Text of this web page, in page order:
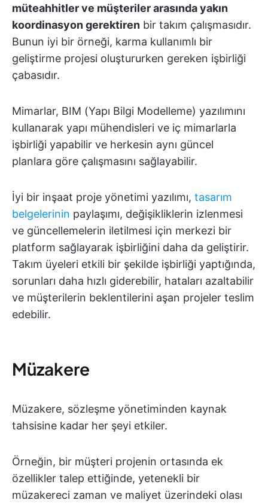
müteahhitler ve müşteriler arasında yakın
koordinasyon gerektiren bir takım çalışmasıdır.
Bunun iyi bir örneği, karma kullanımlı bir
geliştirme projesi oluştururken gereken işbirliği
çabasıdır.
Mimarlar, BIM (Yapı Bilgi Modelleme) yazılımını
kullanarak yapı mühendisleri ve iç mimarlarla
işbirliği yapabilir ve herkesin aynı güncel
planlara göre çalışmasını sağlayabilir.
İyi bir inşaat proje yönetimi yazılımı, tasarım
belgelerinin paylaşımı, değişikliklerin izlenmesi
ve güncellemelerin iletilmesi için merkezi bir
platform sağlayarak işbirliğini daha da geliştirir.
Takım üyeleri etkili bir şekilde işbirliği yaptığında,
sorunları daha hızlı giderebilir, hataları azaltabilir
ve müşterilerin beklentilerini aşan projeler teslim
edebilir.
Müzakere
Müzakere, sözleşme yönetiminden kaynak
tahsisine kadar her şeyi etkiler.
Örneğin, bir müşteri projenin ortasında ek
özellikler talep ettiğinde, yetenekli bir
müzakereci zaman ve maliyet üzerindeki olası